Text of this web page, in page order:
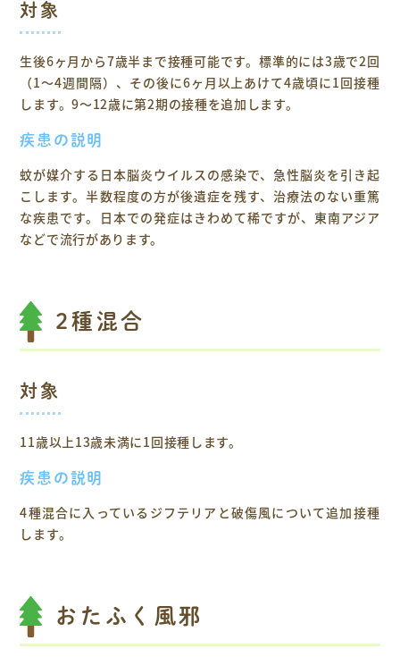
対象
生後6ヶ月から7歳半まで接種可能です。標準的には3歳で2回
（1～4週間隔）、その後に6ヶ月以上あけて4歳頃に1回接種
します。9～12歳に第2期の接種を追加します。
疾患の説明
蚊が媒介する日本脳炎ウイルスの感染で、急性脳炎を引き起
こします。半数程度の方が後遺症を残す、治療法のない重篤
な疾患です。日本での発症はきわめて稀ですが、東南アジア
などで流行があります。
2種混合
対象
11歳以上13歳未満に1回接種します。
疾患の説明
4種混合に入っているジフテリアと破傷風について追加接種
します。
おたふく風邪